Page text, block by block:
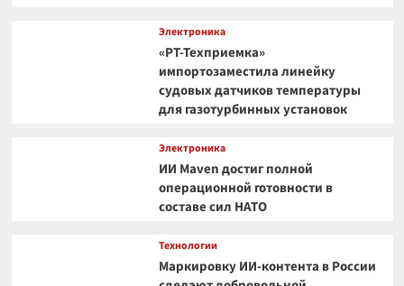
Электроника
«РТ-Техприемка»
импортозаместила линейку
судовых датчиков температуры
для газотурбинных установок
Электроника
ИИ Maven достиг полной
операционной готовности в
составе сил НАТО
Технологии
Маркировку ИИ-контента в России